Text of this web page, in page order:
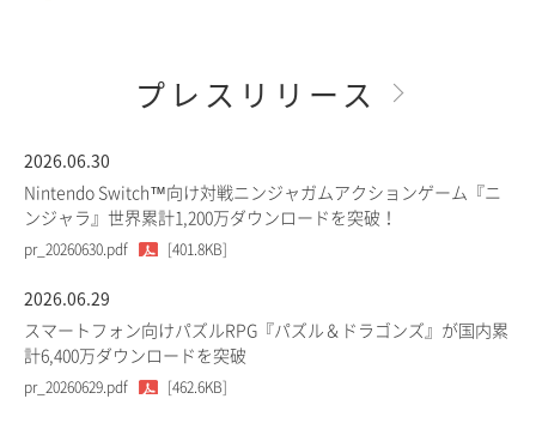
プレスリリース
2026.06.30
Nintendo Switch™向け対戦ニンジャガムアクションゲーム『ニ
ンジャラ』世界累計1,200万ダウンロードを突破！
pr_20260630.pdf [401.8KB]
2026.06.29
スマートフォン向けパズルRPG『パズル＆ドラゴンズ』が国内累
計6,400万ダウンロードを突破
pr_20260629.pdf [462.6KB]